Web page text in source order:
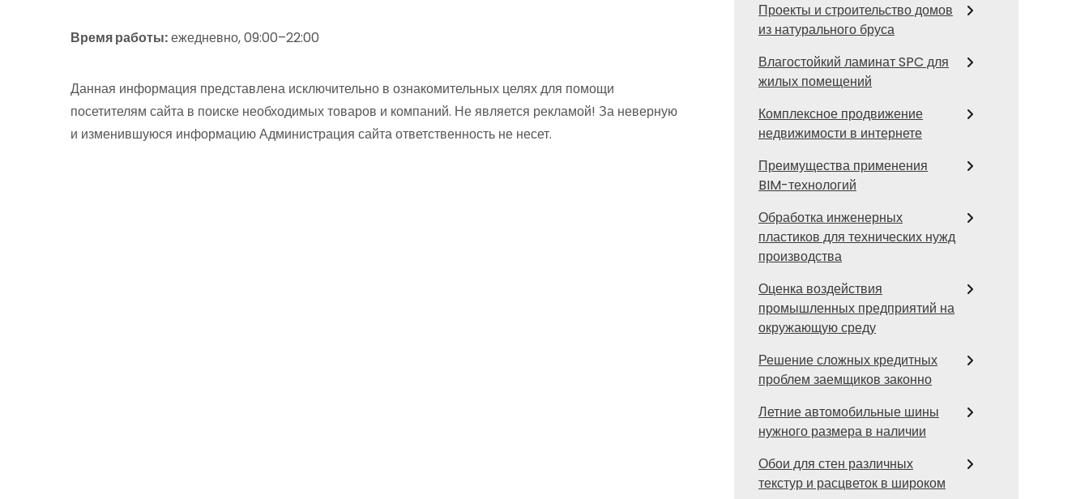
Время работы:ежедневно, 09:00–22:00
Данная информация представлена исключительно в ознакомительных целях для помощи
посетителям сайта в поиске необходимых товаров и компаний. Не является рекламой! За неверную
и изменившуюся информацию Администрация сайта ответственность не несет.
Проекты и строительство домов
из натурального бруса
Влагостойкий ламинат SPC для
жилых помещений
Комплексное продвижение
недвижимости в интернете
Преимущества применения
BIM-технологий
Обработка инженерных
пластиков для технических нужд
производства
Оценка воздействия
промышленных предприятий на
окружающую среду
Решение сложных кредитных
проблем заемщиков законно
Летние автомобильные шины
нужного размера в наличии
Обои для стен различных
текстур и расцветок в широком